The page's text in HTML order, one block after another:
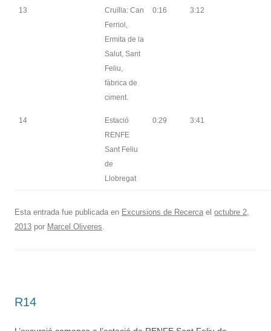
13
Cruïlla: Can
Ferriol,
Ermita de la
Salut, Sant
Feliu,
fàbrica de
ciment.
0:16 3:12
14
Estació
RENFE
Sant Feliu
de
Llobregat
0:29 3:41
Esta entrada fue publicada en Excursions de Recerca el octubre 2,
2013 por Marcel Oliveres.
R14